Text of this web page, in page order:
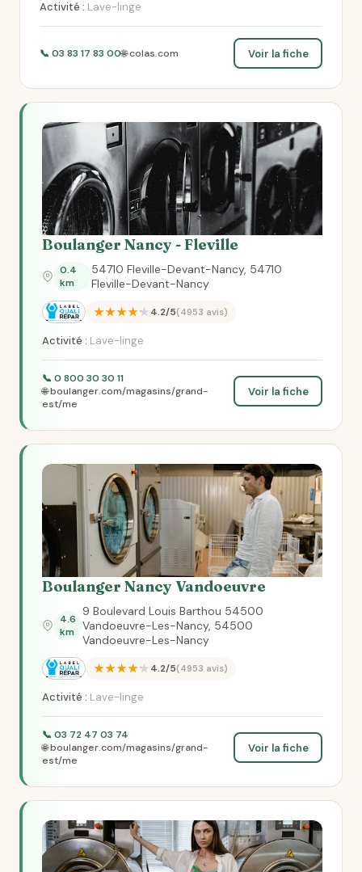
Activité : Lave-linge
📞 03 83 17 83 00🌐 colas.com Voir la fiche
Boulanger Nancy - Fleville
0.4
km
54710 Fleville-Devant-Nancy, 54710
Fleville-Devant-Nancy
★★★★★4.2/5(4953 avis)
Activité : Lave-linge
📞 0 800 30 30 11
🌐 boulanger.com/magasins/grand-
est/me
Voir la fiche
Boulanger Nancy Vandoeuvre
4.6
km
9 Boulevard Louis Barthou 54500
Vandoeuvre-Les-Nancy, 54500
Vandoeuvre-Les-Nancy
★★★★★4.2/5(4953 avis)
Activité : Lave-linge
📞 03 72 47 03 74
🌐 boulanger.com/magasins/grand-
est/me
Voir la fiche